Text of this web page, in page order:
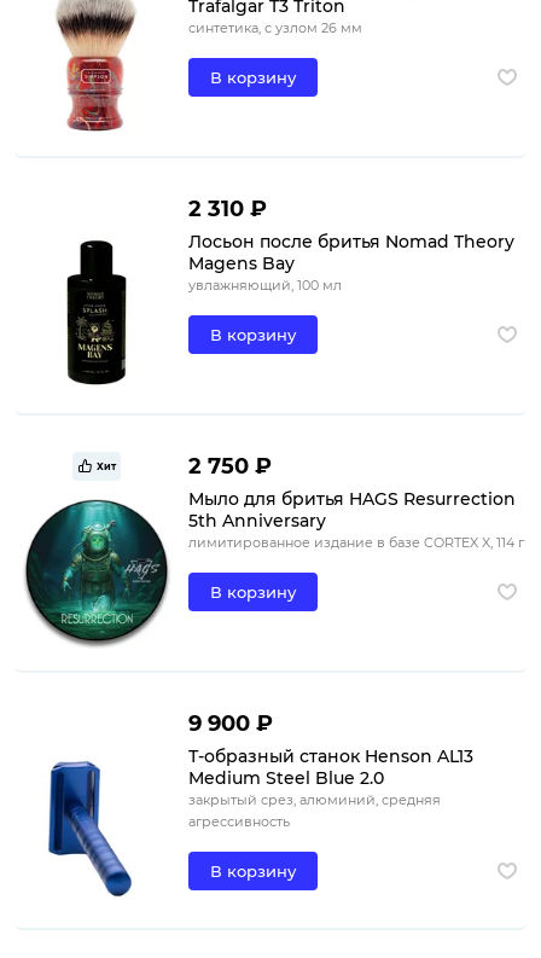
Trafalgar T3 Triton
синтетика, с узлом 26 мм
В корзину
2 310 ₽
Лосьон после бритья Nomad Theory
Magens Bay
увлажняющий, 100 мл
В корзину
Хит 2 750 ₽
Мыло для бритья HAGS Resurrection
5th Anniversary
лимитированное издание в базе CORTEX X, 114 г
В корзину
9 900 ₽
Т-образный станок Henson AL13
Medium Steel Blue 2.0
закрытый срез, алюминий, средняя
агрессивность
В корзину